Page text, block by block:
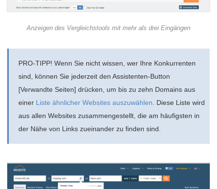
Anzeigen des Vergleichstools mit mehr als drei Eingängen
PRO-TIPP! Wenn Sie nicht wissen, wer Ihre Konkurrenten
sind, können Sie jederzeit den Assistenten-Button
[Verwandte Seiten] drücken, um bis zu zehn Domains aus
einer Liste ähnlicher Websites auszuwählen . Diese Liste wird
aus allen Websites zusammengestellt, die am häufigsten in
der Nähe von Links zueinander zu finden sind.